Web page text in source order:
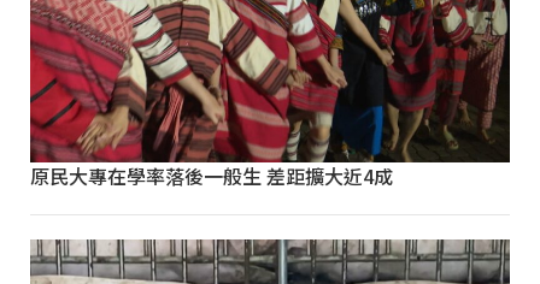
原民大專在學率落後一般生 差距擴大近4成